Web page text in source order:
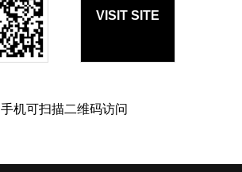
VISIT SITE
手机可扫描二维码访问